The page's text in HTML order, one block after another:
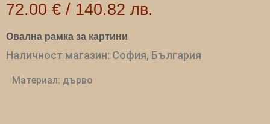
72.00 € / 140.82 лв.
Овална рамка за картини
Наличност магазин: София, България
Материал: дърво